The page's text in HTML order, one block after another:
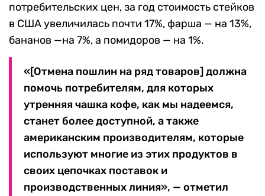
потребительских цен, за год стоимость стейков
в США увеличилась почти 17%, фарша — на 13%,
бананов —на 7%, а помидоров — на 1%.
«[Отмена пошлин на ряд товаров] должна
помочь потребителям, для которых
утренняя чашка кофе, как мы надеемся,
станет более доступной, а также
американским производителям, которые
используют многие из этих продуктов в
своих цепочках поставок и
производственных линия», — отметил